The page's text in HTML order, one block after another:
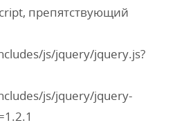
препятствующий
js/jquery/jquery.js?
js/jquery/jquery-